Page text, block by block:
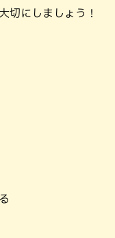
切にしましょう！